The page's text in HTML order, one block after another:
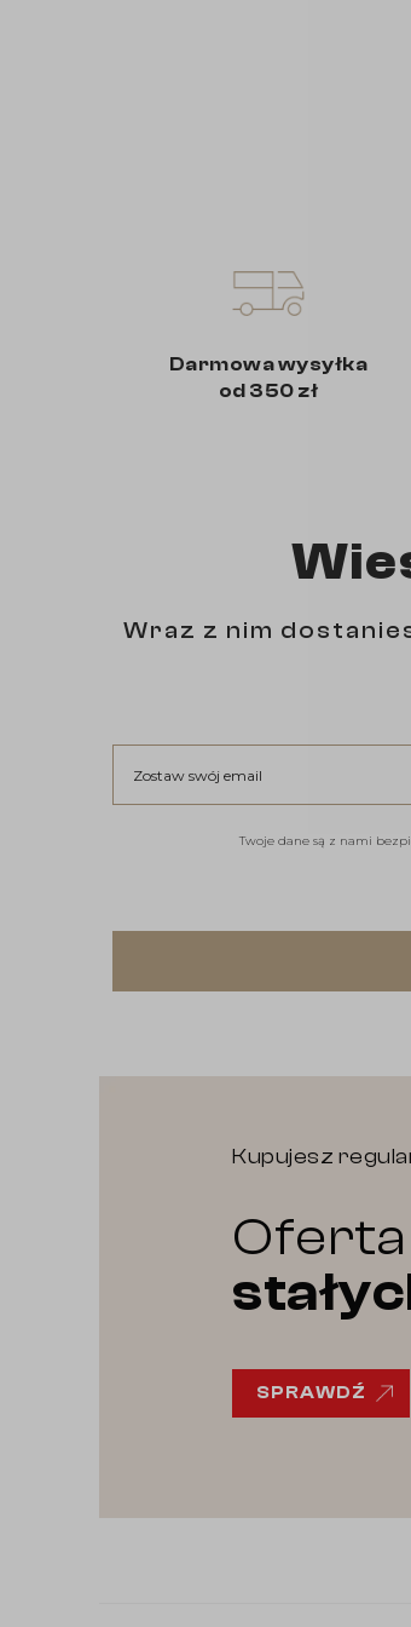
Darmowa wysyłka
od 350 zł
Wraz z nim
Twoje dane są z nami
Kupujesz
Oferta
SPRAWDŹ